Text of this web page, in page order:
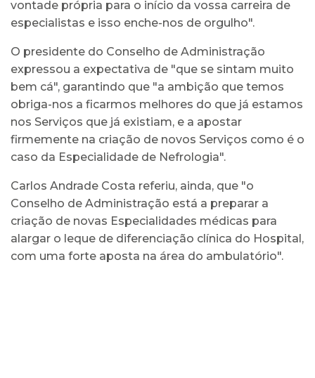
vontade própria para o início da vossa carreira de
especialistas e isso enche-nos de orgulho".
O presidente do Conselho de Administração
expressou a expectativa de "que se sintam muito
bem cá", garantindo que "a ambição que temos
obriga-nos a ficarmos melhores do que já estamos
nos Serviços que já existiam, e a apostar
firmemente na criação de novos Serviços como é o
caso da Especialidade de Nefrologia".
Carlos Andrade Costa referiu, ainda, que "o
Conselho de Administração está a preparar a
criação de novas Especialidades médicas para
alargar o leque de diferenciação clínica do Hospital,
com uma forte aposta na área do ambulatório".